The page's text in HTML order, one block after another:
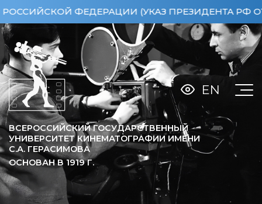
ФЕДЕРАЦИИ (УКАЗ ПРЕЗИДЕНТА РФ ОТ
ВСЕРОССИЙСКИЙ ГОСУДАРСТВЕННЫЙ
УНИВЕРСИТЕТ КИНЕМАТОГРАФИИ ИМЕНИ
С.А. ГЕРАСИМОВА
ОСНОВАН В 1919Г.
EN